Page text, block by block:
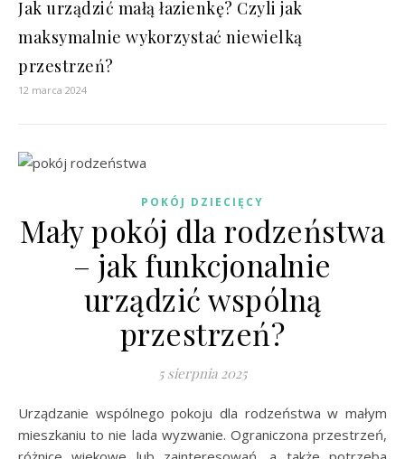
Jak urządzić małą łazienkę? Czyli jak
maksymalnie wykorzystać niewielką
przestrzeń?
12 marca 2024
POKÓJ DZIECIĘCY
Mały pokój dla rodzeństwa
– jak funkcjonalnie
urządzić wspólną
przestrzeń?
5 sierpnia 2025
Urządzanie wspólnego pokoju dla rodzeństwa w małym
mieszkaniu to nie lada wyzwanie. Ograniczona przestrzeń,